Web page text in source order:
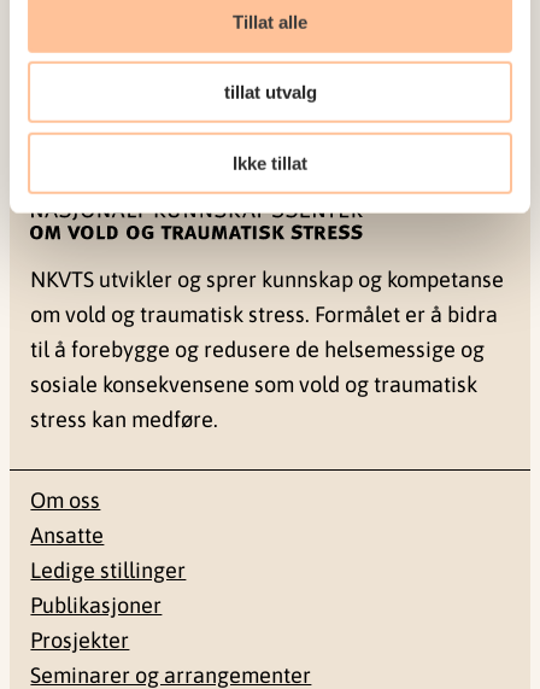
Tillat alle
tillat utvalg
Ikke tillat
han direkte til barn som er redde.
NKVTS utvikler og sprer kunnskap og kompetanse
om vold og traumatisk stress. Formålet er å bidra
til å forebygge og redusere de helsemessige og
sosiale konsekvensene som vold og traumatisk
stress kan medføre.
Om oss
Ansatte
Ledige stillinger
Publikasjoner
Prosjekter
Seminarer og arrangementer